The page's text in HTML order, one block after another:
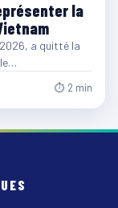
la
a quitté la
⏱ 2 min